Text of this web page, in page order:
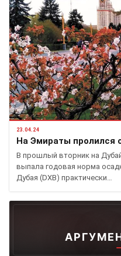
23.04.24
На Эмираты пролился
В прошлый вторник на
выпала годовая норма
Дубая (DXB) практически…